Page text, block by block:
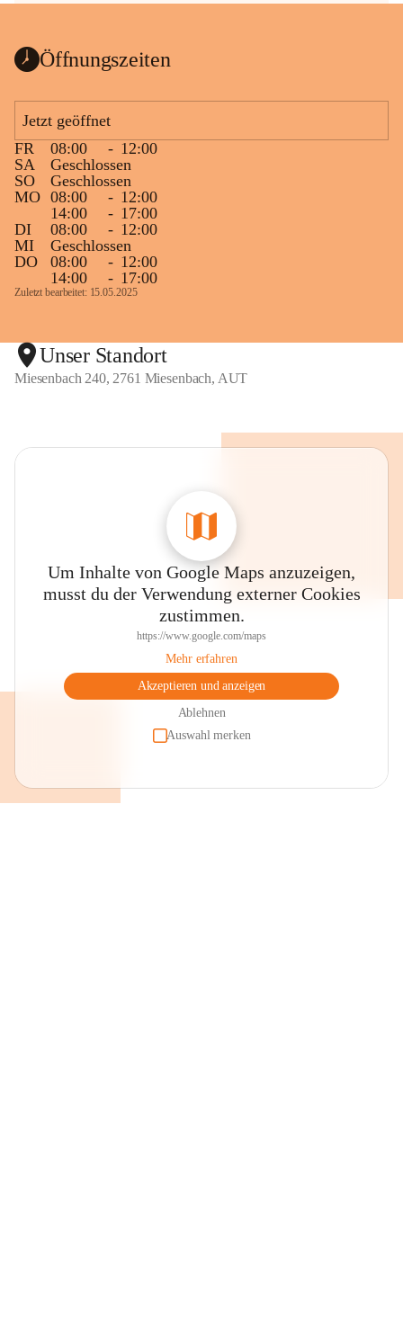
Öffnungszeiten
Jetzt geöffnet
FR
08:00 - 12:00
SA
Geschlossen
SO
Geschlossen
MO 08:00 - 12:00
14:00
- 17:00
DI
08:00 - 12:00
MI
Geschlossen
DO
08:00 - 12:00
14:00
- 17:00
Zuletzt bearbeitet: 15.05.2025
Unser Standort
Miesenbach 240, 2761 Miesenbach, AUT
Um Inhalte von Google Maps anzuzeigen,
musst du der Verwendung externer Cookies
zustimmen.
https://www.google.com/maps
Mehr erfahren
Akzeptieren und anzeigen
Ablehnen
Auswahl merken